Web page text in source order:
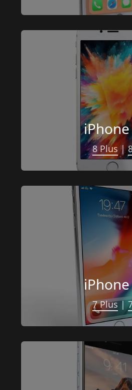
8 Plus |
7 Plus |